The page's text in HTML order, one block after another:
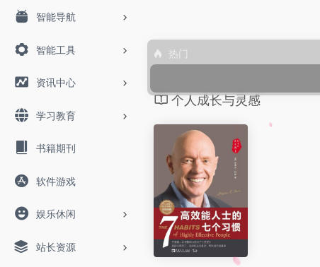
智能导航
智能工具
资讯中心
学习教育
书籍期刊
软件游戏
娱乐休闲
站长资源
热门
个人成长与灵感